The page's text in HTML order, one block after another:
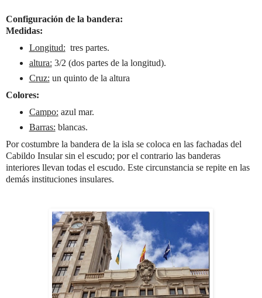
Configuración de la bandera:
Medidas:
Longitud: tres partes.
altura: 3/2 (dos partes de la longitud).
Cruz: un quinto de la altura
Colores:
Campo: azul mar.
Barras: blancas.
Por costumbre la bandera de la isla se coloca en las fachadas del
Cabildo Insular sin el escudo; por el contrario las banderas
interiores llevan todas el escudo. Este circunstancia se repite en las
demás instituciones insulares.